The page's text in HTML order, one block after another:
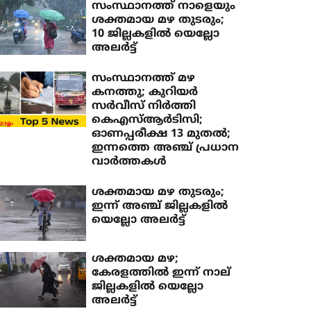
സംസ്ഥാനത്ത് നാളെയും
ശക്തമായ മഴ തുടരും;
10 ജില്ലകളില്‍ യെല്ലോ
അലര്‍ട്ട്
സംസ്ഥാനത്ത് മഴ
കനത്തു; കുറിയര്‍
സര്‍വീസ് നിര്‍ത്തി
കെഎസ്ആര്‍ടിസി;
ഓണപ്പരീക്ഷ 13 മുതല്‍;
ഇന്നത്തെ അഞ്ച് പ്രധാന
വാര്‍ത്തകള്‍
ശക്തമായ മഴ തുടരും;
ഇന്ന് അഞ്ച് ജില്ലകളില്‍
യെല്ലോ അലര്‍ട്ട്
ശക്തമായ മഴ;
കേരളത്തില്‍ ഇന്ന് നാല്
ജില്ലകളില്‍ യെല്ലോ
അലര്‍ട്ട്